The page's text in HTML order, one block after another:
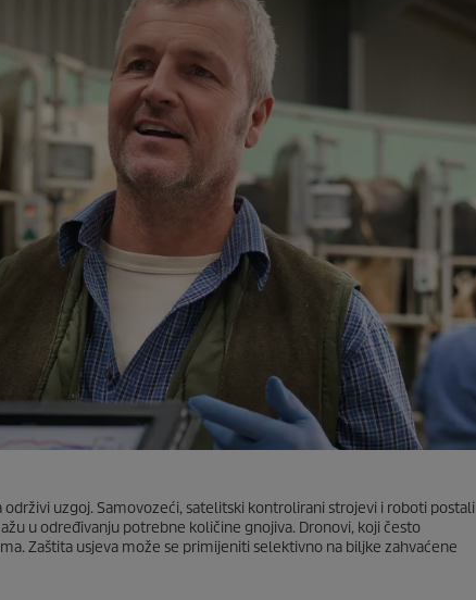
uzgoj. Samovozeći, satelitski kontrolirani strojevi i roboti postali
u određivanju potrebne količine gnojiva. Dronovi, koji često
Zaštita usjeva može se primijeniti selektivno na biljke zahvaćene